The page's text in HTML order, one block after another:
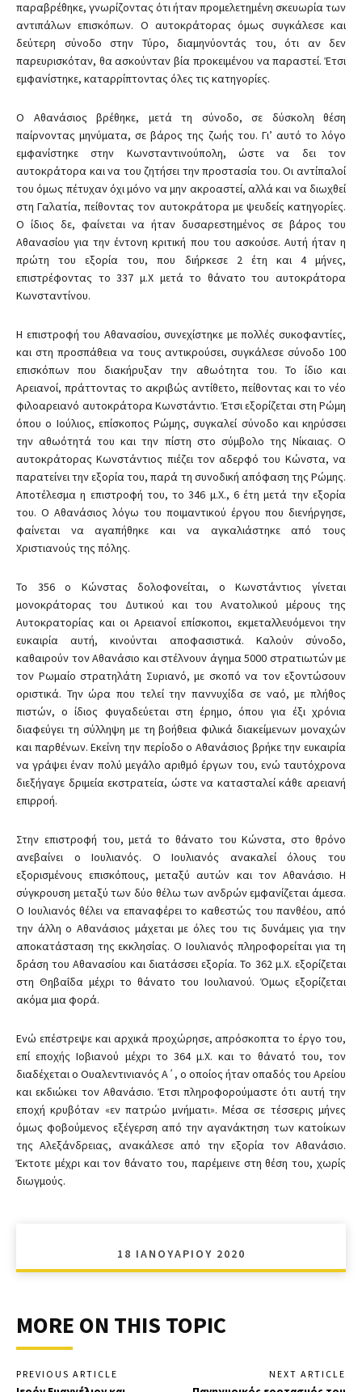
παραβρέθηκε, γνωρίζοντας ότι ήταν προμελετημένη σκευωρία των
αντιπάλων επισκόπων. Ο αυτοκράτορας όμως συγκάλεσε και
δεύτερη σύνοδο στην Τύρο, διαμηνύοντάς του, ότι αν δεν
παρευρισκόταν, θα ασκούνταν βία προκειμένου να παραστεί. Έτσι
εμφανίστηκε, καταρρίπτοντας όλες τις κατηγορίες.
Ο Αθανάσιος βρέθηκε, μετά τη σύνοδο, σε δύσκολη θέση
παίρνοντας μηνύματα, σε βάρος της ζωής του. Γι’ αυτό το λόγο
εμφανίστηκε στην Κωνσταντινούπολη, ώστε να δει τον
αυτοκράτορα και να του ζητήσει την προστασία του. Οι αντίπαλοί
του όμως πέτυχαν όχι μόνο να μην ακροαστεί, αλλά και να διωχθεί
στη Γαλατία, πείθοντας τον αυτοκράτορα με ψευδείς κατηγορίες.
O ίδιος δε, φαίνεται να ήταν δυσαρεστημένος σε βάρος του
Αθανασίου για την έντονη κριτική που του ασκούσε. Αυτή ήταν η
πρώτη του εξορία του, που διήρκεσε 2 έτη και 4 μήνες,
επιστρέφοντας το 337 μ.Χ μετά το θάνατο του αυτοκράτορα
Κωνσταντίνου.
Η επιστροφή του Αθανασίου, συνεχίστηκε με πολλές συκοφαντίες,
και στη προσπάθεια να τους αντικρούσει, συγκάλεσε σύνοδο 100
επισκόπων που διακήρυξαν την αθωότητα του. Το ίδιο και
Αρειανοί, πράττοντας το ακριβώς αντίθετο, πείθοντας και το νέο
φιλοαρειανό αυτοκράτορα Κωνστάντιο. Έτσι εξορίζεται στη Ρώμη
όπου ο Ιούλιος, επίσκοπος Ρώμης, συγκαλεί σύνοδο και κηρύσσει
την αθωότητά του και την πίστη στο σύμβολο της Νίκαιας. Ο
αυτοκράτορας Κωνστάντιος πιέζει τον αδερφό του Κώνστα, να
παρατείνει την εξορία του, παρά τη συνοδική απόφαση της Ρώμης.
Αποτέλεσμα η επιστροφή του, το 346 μ.Χ., 6 έτη μετά την εξορία
του. Ο Αθανάσιος λόγω του ποιμαντικού έργου που διενήργησε,
φαίνεται να αγαπήθηκε και να αγκαλιάστηκε από τους
Χριστιανούς της πόλης.
Το 356 ο Κώνστας δολοφονείται, ο Κωνστάντιος γίνεται
μονοκράτορας του Δυτικού και του Ανατολικού μέρους της
Αυτοκρατορίας και οι Αρειανοί επίσκοποι, εκμεταλλευόμενοι την
ευκαιρία αυτή, κινούνται αποφασιστικά. Καλούν σύνοδο,
καθαιρούν τον Αθανάσιο και στέλνουν άγημα 5000 στρατιωτών με
τον Ρωμαίο στρατηλάτη Συριανό, με σκοπό να τον εξοντώσουν
οριστικά. Την ώρα που τελεί την παννυχίδα σε ναό, με πλήθος
πιστών, ο ίδιος φυγαδεύεται στη έρημο, όπου για έξι χρόνια
διαφεύγει τη σύλληψη με τη βοήθεια φιλικά διακείμενων μοναχών
και παρθένων. Εκείνη την περίοδο ο Αθανάσιος βρήκε την ευκαιρία
να γράψει έναν πολύ μεγάλο αριθμό έργων του, ενώ ταυτόχρονα
διεξήγαγε δριμεία εκστρατεία, ώστε να κατασταλεί κάθε αρειανή
επιρροή.
Στην επιστροφή του, μετά το θάνατο του Κώνστα, στο θρόνο
ανεβαίνει ο Ιουλιανός. Ο Ιουλιανός ανακαλεί όλους του
εξορισμένους επισκόπους, μεταξύ αυτών και τον Αθανάσιο. Η
σύγκρουση μεταξύ των δύο θέλω των ανδρών εμφανίζεται άμεσα.
Ο Ιουλιανός θέλει να επαναφέρει το καθεστώς του πανθέου, από
την άλλη ο Αθανάσιος μάχεται με όλες του τις δυνάμεις για την
αποκατάσταση της εκκλησίας. Ο Ιουλιανός πληροφορείται για τη
δράση του Αθανασίου και διατάσσει εξορία. Το 362 μ.Χ. εξορίζεται
στη Θηβαΐδα μέχρι το θάνατο του Ιουλιανού. Όμως εξορίζεται
ακόμα μια φορά.
Ενώ επέστρεψε και αρχικά προχώρησε, απρόσκοπτα το έργο του,
επί εποχής Ιοβιανού μέχρι το 364 μ.Χ. και το θάνατό του, τον
διαδέχεται ο Ουαλεντινιανός Α΄, ο οποίος ήταν οπαδός του Αρείου
και εκδιώκει τον Αθανάσιο. Έτσι πληροφορούμαστε ότι αυτή την
εποχή κρυβόταν «εν πατρώο μνήματι». Μέσα σε τέσσερις μήνες
όμως φοβούμενος εξέγερση από την αγανάκτηση των κατοίκων
της Αλεξάνδρειας, ανακάλεσε από την εξορία τον Αθανάσιο.
Έκτοτε μέχρι και τον θάνατο του, παρέμεινε στη θέση του, χωρίς
διωγμούς.
18 ΙΑΝΟΥΑΡΊΟΥ 2020
MORE ON THIS TOPIC
PREVIOUS ARTICLE NEXT ARTICLE